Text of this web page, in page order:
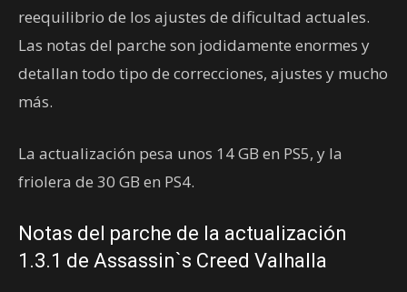
reequilibrio de los ajustes de dificultad actuales.
Las notas del parche son jodidamente enormes y
detallan todo tipo de correcciones, ajustes y mucho
más.
La actualización pesa unos 14 GB en PS5, y la
friolera de 30 GB en PS4.
Notas del parche de la actualización
1.3.1 de Assassin`s Creed Valhalla